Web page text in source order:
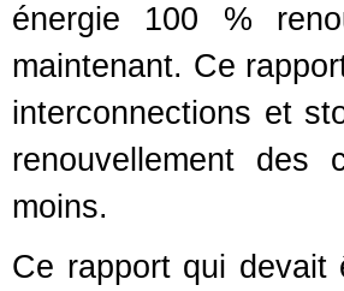
énergie 100 %
maintenant. Ce
interconnections et
renouvellement des
moins.
Ce rapport qui devait